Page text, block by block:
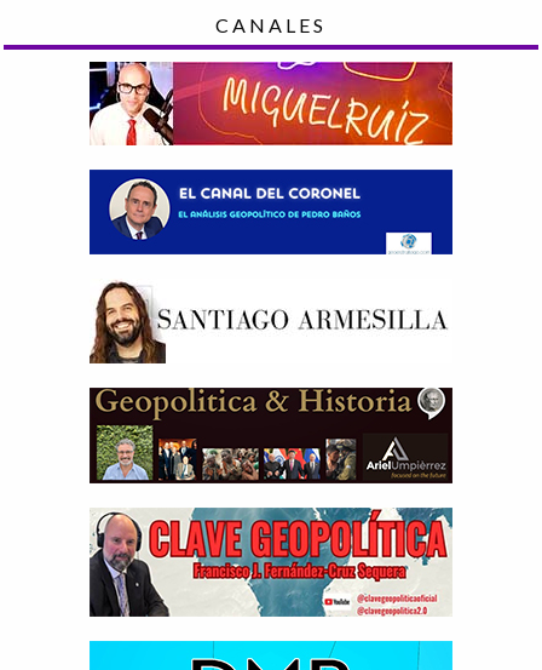
CANALES